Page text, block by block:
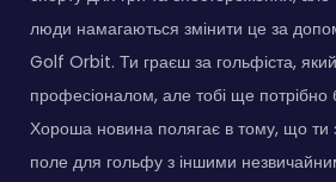
люди намагаються змінити це за
Golf Orbit. Ти граєш за гольфіста,
професіоналом, але тобі ще потрібно
Хороша новина полягає в тому, що ти
поле для гольфу з іншими